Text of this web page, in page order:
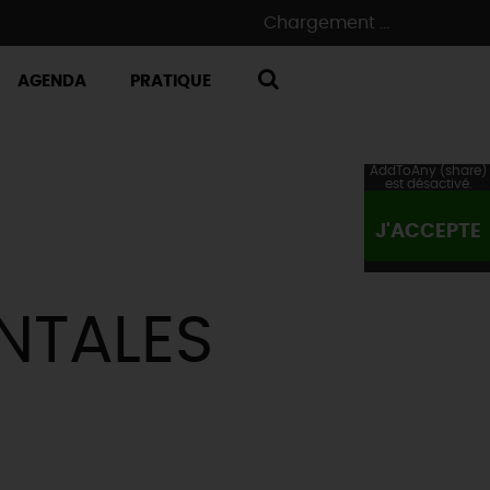
Chargement ...
AGENDA PRATIQUE
AddToAny (share)
est désactivé.
J'ACCEPTE